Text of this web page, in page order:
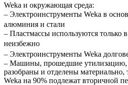
Weka и окружающая среда:
– Электроинструменты Weka в
алюминия и стали
– Пластмассы используются только
неизбежно
– Электроинструменты Weka
– Машины, прошедшие утилизацию,
разобраны и отделены
Weka на 90% подлежат вторичной